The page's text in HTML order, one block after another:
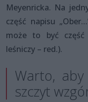
Meyenricka. Na
część napisu
może to być część
leśniczy – red.).
Warto,
szczyt